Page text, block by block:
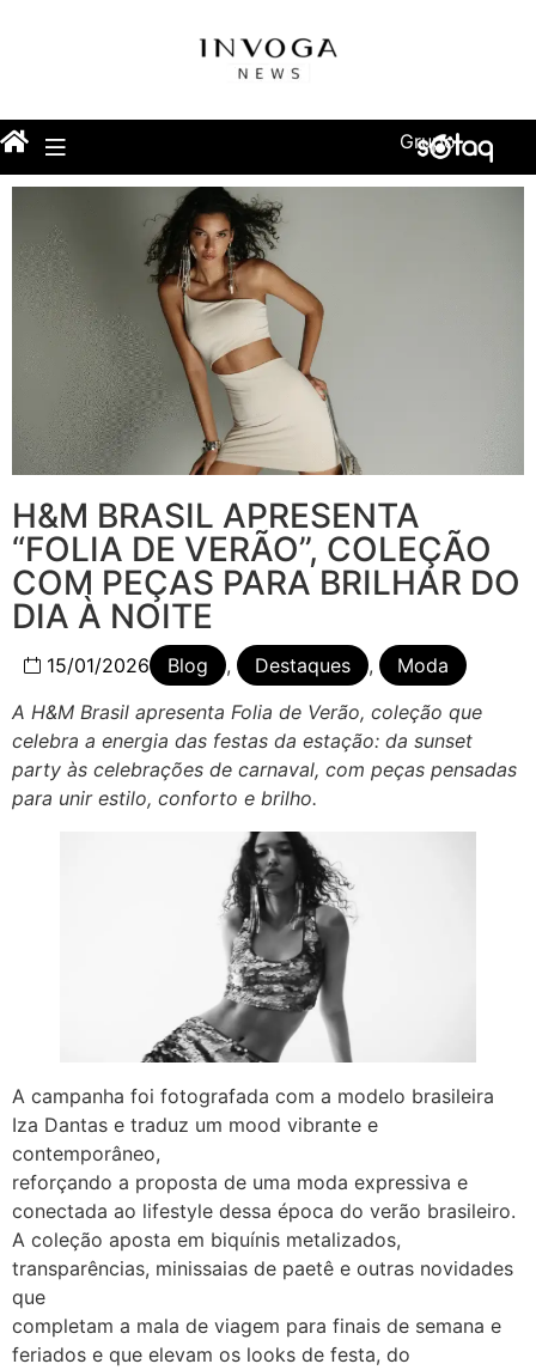
Grupo
H&M BRASIL APRESENTA
“FOLIA DE VERÃO”, COLEÇÃO
COM PEÇAS PARA BRILHAR DO
DIA À NOITE
15/01/2026 Blog , Destaques ,
Moda
A H&M Brasil apresenta Folia de Verão, coleção que
celebra a energia das festas da estação: da sunset
party às celebrações de carnaval, com peças pensadas
para unir estilo, conforto e brilho.
A campanha foi fotografada com a modelo brasileira
Iza Dantas e traduz um mood vibrante e
contemporâneo,
reforçando a proposta de uma moda expressiva e
conectada ao lifestyle dessa época do verão brasileiro.
A coleção aposta em biquínis metalizados,
transparências, minissaias de paetê e outras novidades
que
completam a mala de viagem para finais de semana e
feriados e que elevam os looks de festa, do